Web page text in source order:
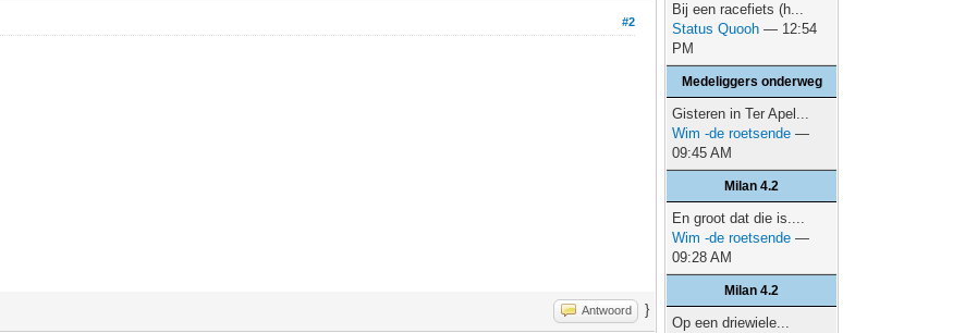
#2
Antwoord }
Bij een racefiets (h...
Status Quooh — 12:54
PM
Medeliggers onderweg
Gisteren in Ter Apel...
Wim -de roetsende —
09:45 AM
Milan 4.2
En groot dat die is....
Wim -de roetsende —
09:28 AM
Milan 4.2
Op een driewiele...